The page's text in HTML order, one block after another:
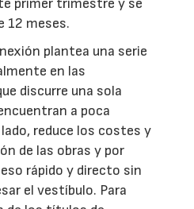
primer trimestre y se
12 meses.
plantea una serie
en las
discurre una sola
a poca
reduce los costes y
de las obras y por
rápido y directo sin
el vestíbulo. Para